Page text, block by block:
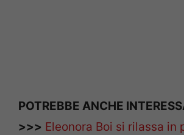
POTREBBE ANCHE
>>> Eleonora Boi si rilassa in